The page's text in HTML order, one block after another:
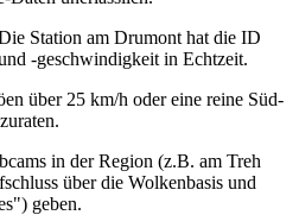
Station am Drumont hat die ID
-geschwindigkeit in Echtzeit.
über 25 km/h oder eine reine Süd-
in der Region (z.B. am Treh
über die Wolkenbasis und
geben.